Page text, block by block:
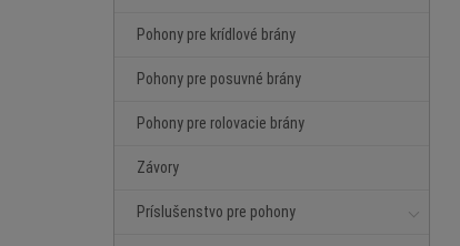
Pohony pre krídlové brány
Pohony pre posuvné brány
Pohony pre rolovacie brány
Závory
Príslušenstvo pre pohony